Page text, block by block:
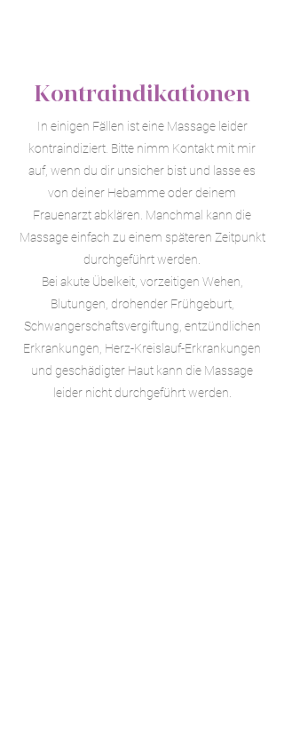
Kontraindikationen
In einigen Fällen ist eine Massage leider
kontraindiziert. Bitte nimm Kontakt mit mir
auf, wenn du dir unsicher bist und lasse es
von deiner Hebamme oder deinem
Frauenarzt abklären. Manchmal kann die
Massage einfach zu einem späteren Zeitpunkt
durchgeführt werden.
Bei akute Übelkeit, vorzeitigen Wehen,
Blutungen, drohender Frühgeburt,
Schwangerschaftsvergiftung, entzündlichen
Erkrankungen, Herz-Kreislauf-Erkrankungen
und geschädigter Haut kann die Massage
leider nicht durchgeführt werden.